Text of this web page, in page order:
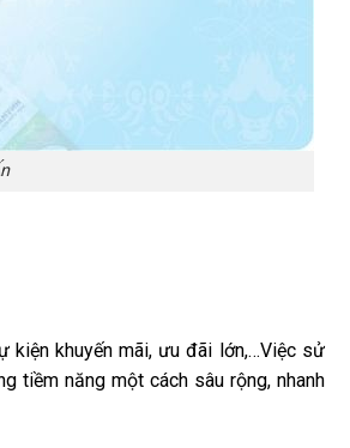
kiện khuyến mãi, ưu đãi lớn,…Việc sử
tiềm năng một cách sâu rộng, nhanh